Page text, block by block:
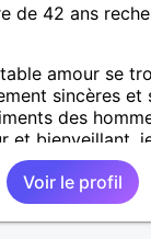
de 42 ans
amour se
sincères
des
et bienveillant,
enfin former
Faux profil,
chemin,
tout!
Voir le profil